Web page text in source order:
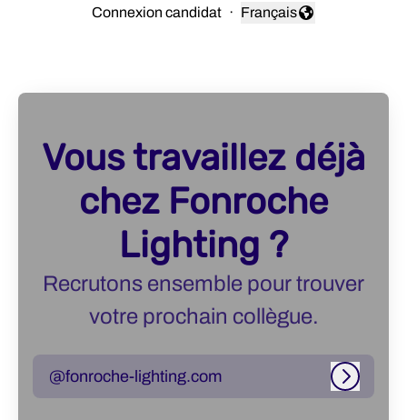
Connexion candidat ·
Changer la langue
Français
Vous travaillez déjà
chez Fonroche
Lighting ?
Recrutons ensemble pour trouver
votre prochain collègue.
@fonroche-lighting.com